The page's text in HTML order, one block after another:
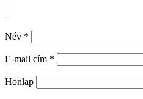
Név *
E-mail cím *
Honlap